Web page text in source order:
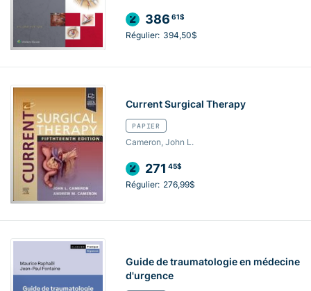
386 61$
Régulier: 394,50$
Current Surgical Therapy
PAPIER
Cameron, John L.
271 45$
Régulier: 276,99$
Guide de traumatologie en médecine
d'urgence